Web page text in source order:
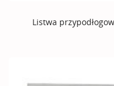
Listwa